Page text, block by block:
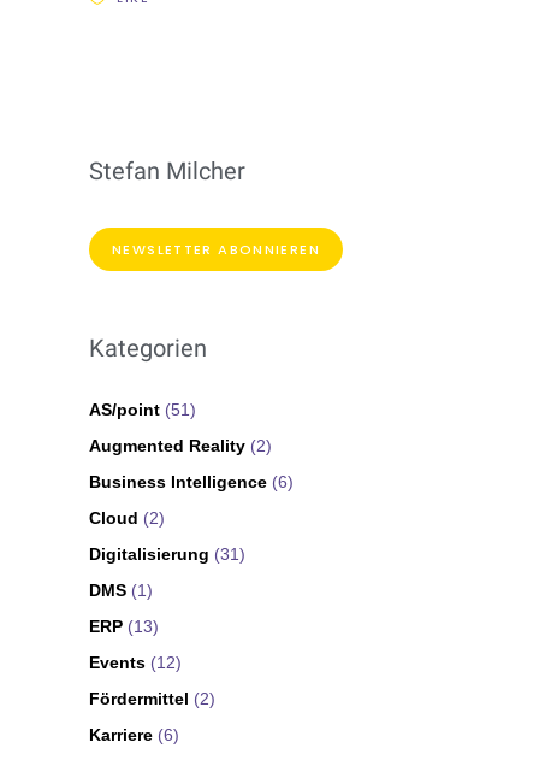
Stefan Milcher
NEWSLETTER ABONNIEREN
Kategorien
AS/point (51)
Augmented Reality (2)
Business Intelligence (6)
Cloud (2)
Digitalisierung (31)
DMS (1)
ERP (13)
Events (12)
Fördermittel (2)
Karriere (6)